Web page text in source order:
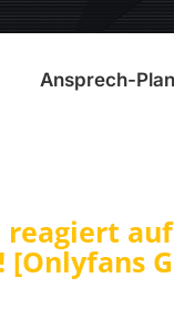
Ansprech-Plan
reagiert